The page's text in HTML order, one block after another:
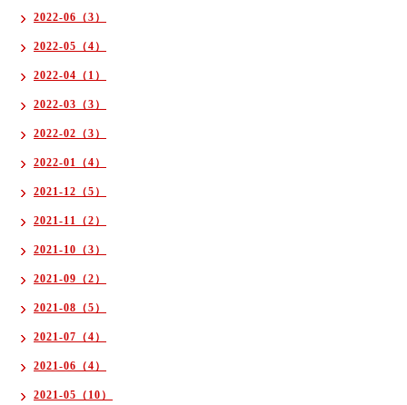
2022-06（3）
2022-05（4）
2022-04（1）
2022-03（3）
2022-02（3）
2022-01（4）
2021-12（5）
2021-11（2）
2021-10（3）
2021-09（2）
2021-08（5）
2021-07（4）
2021-06（4）
2021-05（10）